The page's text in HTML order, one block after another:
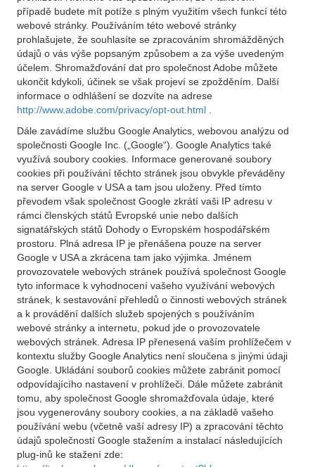
případě budete mít potíže s plným využitím všech funkcí této
webové stránky. Používáním této webové stránky
prohlašujete, že souhlasíte se zpracováním shromážděných
údajů o vás výše popsaným způsobem a za výše uvedeným
účelem. Shromažďování dat pro společnost Adobe můžete
ukončit kdykoli, účinek se však projeví se zpožděním. Další
informace o odhlášení se dozvíte na adrese
http://www.adobe.com/privacy/opt-out.html
Dále zavádíme službu Google Analytics, webovou analýzu od
společnosti Google Inc. („Google“). Google Analytics také
využívá soubory cookies. Informace generované soubory
cookies při používání těchto stránek jsou obvykle převáděny
na server Google v USA a tam jsou uloženy. Před tímto
převodem však společnost Google zkrátí vaši IP adresu v
rámci členských států Evropské unie nebo dalších
signatářských států Dohody o Evropském hospodářském
prostoru. Plná adresa IP je přenášena pouze na server
Google v USA a zkrácena tam jako výjimka. Jménem
provozovatele webových stránek používá společnost Google
tyto informace k vyhodnocení vašeho využívání webových
stránek, k sestavování přehledů o činnosti webových stránek
a k provádění dalších služeb spojených s používáním
webové stránky a internetu, pokud jde o provozovatele
webových stránek. Adresa IP přenesená vaším prohlížečem v
kontextu služby Google Analytics není sloučena s jinými údaji
Google. Ukládání souborů cookies můžete zabránit pomocí
odpovídajícího nastavení v prohlížeči. Dále můžete zabránit
tomu, aby společnost Google shromažďovala údaje, které
jsou vygenerovány soubory cookies, a na základě vašeho
používání webu (včetně vaší adresy IP) a zpracování těchto
údajů společností Google stažením a instalací následujících
plug-inů ke stažení zde: